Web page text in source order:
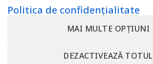
CONTACT@SOMNART.RO 0799923986
SOMNART ROMANIA
Politica de confidențialitate
MAI MULTE OPȚIUNI
DEZACTIVEAZĂ TOTUL